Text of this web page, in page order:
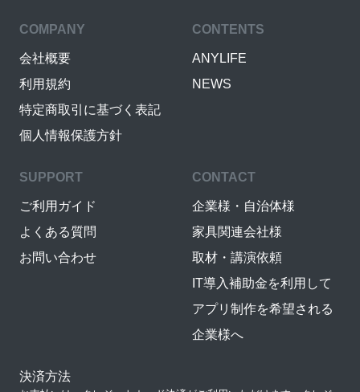
COMPANY
会社概要
利用規約
特定商取引に基づく表記
個人情報保護方針
CONTENTS
ANYLIFE
NEWS
SUPPORT
ご利用ガイド
よくある質問
お問い合わせ
CONTACT
企業様・自治体様
家具関連会社様
取材・講演依頼
IT導入補助金を利用して
アプリ制作を希望される
企業様へ
決済方法